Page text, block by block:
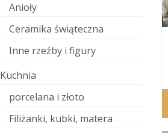
Anioły
Ceramika świąteczna
Inne rzeźby i figury
Kuchnia
porcelana i złoto
Filiżanki, kubki, matera